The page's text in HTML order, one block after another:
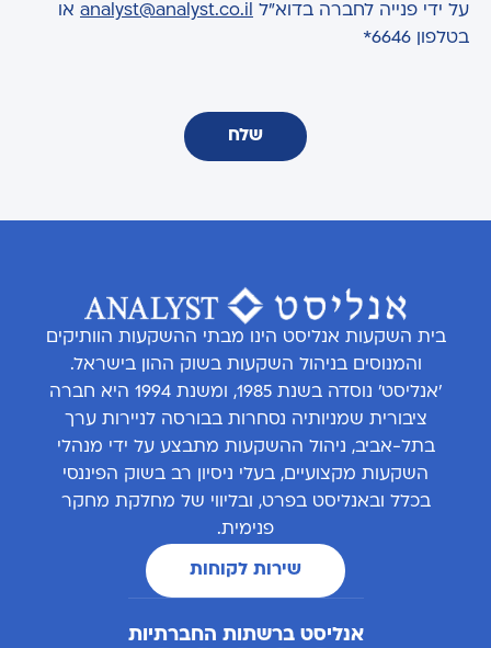
על ידי פנייה לחברה בדוא"ל
analyst@analyst.co.il או
בטלפון 6646*
שלח
בית השקעות אנליסט הינו מבתי ההשקעות הוותיקים
והמנוסים בניהול השקעות בשוק ההון בישראל.
'אנליסט' נוסדה בשנת 1985, ומשנת 1994 היא חברה
ציבורית שמניותיה נסחרות בבורסה לניירות ערך
בתל-אביב, ניהול ההשקעות מתבצע על ידי מנהלי
השקעות מקצועיים, בעלי ניסיון רב בשוק הפיננסי
בכלל ובאנליסט בפרט, ובליווי של מחלקת מחקר
פנימית.
שירות לקוחות
אנליסט ברשתות החברתיות